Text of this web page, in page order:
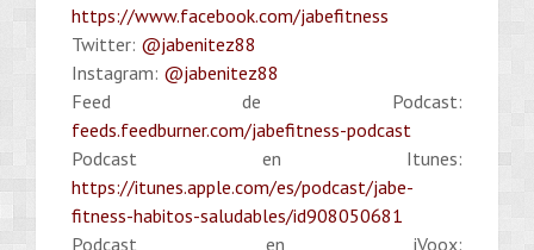
https://www.facebook.com/jabefitness
Twitter: @jabenitez88
Instagram: @jabenitez88
Feed de Podcast:
feeds.feedburner.com/jabefitness-podcast
Podcast en Itunes:
https://itunes.apple.com/es/podcast/jabe-
fitness-habitos-saludables/id908050681
Podcast en iVoox: